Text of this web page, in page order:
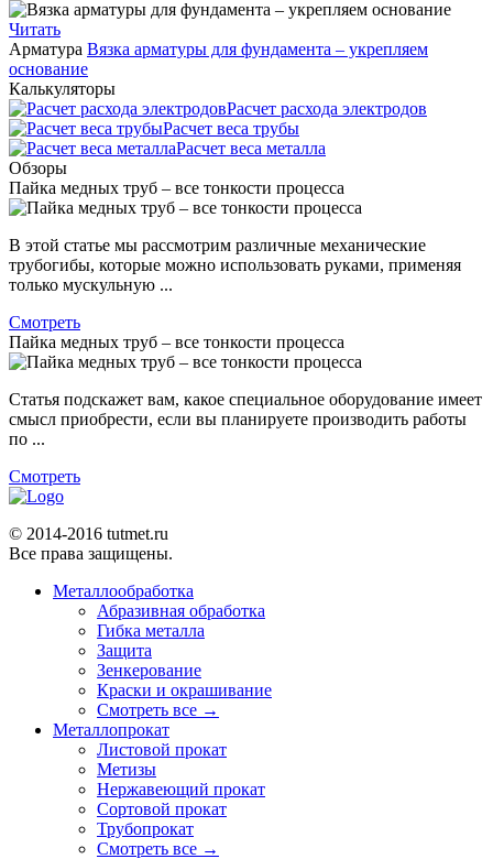
Читать
Арматура Вязка арматуры для фундамента – укрепляем
основание
Калькуляторы
Расчет расхода электродов
Расчет веса трубы
Расчет веса металла
Обзоры
Пайка медных труб – все тонкости процесса
В этой статье мы рассмотрим различные механические
трубогибы, которые можно использовать руками, применяя
только мускульную ...
Смотреть
Пайка медных труб – все тонкости процесса
Статья подскажет вам, какое специальное оборудование имеет
смысл приобрести, если вы планируете производить работы
по ...
Смотреть
© 2014-2016 tutmet.ru
Все права защищены.
Металлообработка
Абразивная обработка
Гибка металла
Защита
Зенкерование
Краски и окрашивание
Смотреть все →
Металлопрокат
Листовой прокат
Метизы
Нержавеющий прокат
Сортовой прокат
Трубопрокат
Смотреть все →